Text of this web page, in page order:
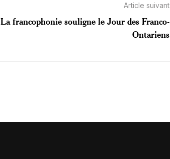
Article suivant
La francophonie souligne le Jour des Franco-
Ontariens